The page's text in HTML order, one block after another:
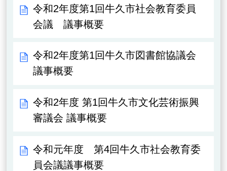
令和2年度第1回牛久市社会教育委員
会議 議事概要
令和2年度第1回牛久市図書館協議会
議事概要
令和2年度 第1回牛久市文化芸術振興
審議会 議事概要
令和元年度 第4回牛久市社会教育委
員会議議事概要